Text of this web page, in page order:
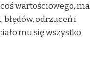
wartościowego, ma
błędów, odrzuceń i
mu się wszystko